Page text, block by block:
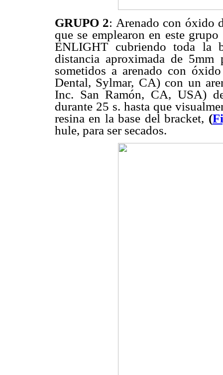
GRUPO 2: Arenado con óxido
que se emplearon en este
ENLIGHT cubriendo toda la
distancia aproximada de 5mm
sometidos a arenado con
Dental, Sylmar, CA) con un
Inc. San Ramón, CA, USA)
durante 25 s. hasta que
resina en la base del bracket, (
hule, para ser secados.